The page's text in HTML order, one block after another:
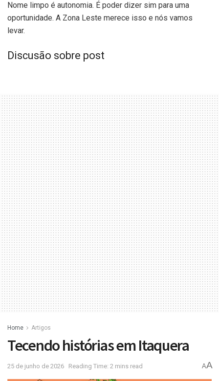
Nome limpo é autonomia. É poder dizer sim para uma
oportunidade. A Zona Leste merece isso e nós vamos
levar.
Discusão sobre post
Home Artigos
Tecendo histórias em Itaquera
25 de junho de 2026 Reading Time: 2 mins read AA